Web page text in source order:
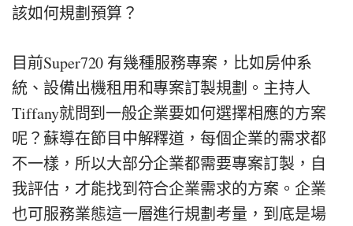
該如何規劃預算？
目前Super720 有幾種服務專案，比如房仲系
統、設備出機租用和專案訂製規劃。主持人
Tiffany就問到一般企業要如何選擇相應的方案
呢？蘇導在節目中解釋道，每個企業的需求都
不一樣，所以大部分企業都需要專案訂製，自
我評估，才能找到符合企業需求的方案。企業
也可服務業態這一層進行規劃考量，到底是場